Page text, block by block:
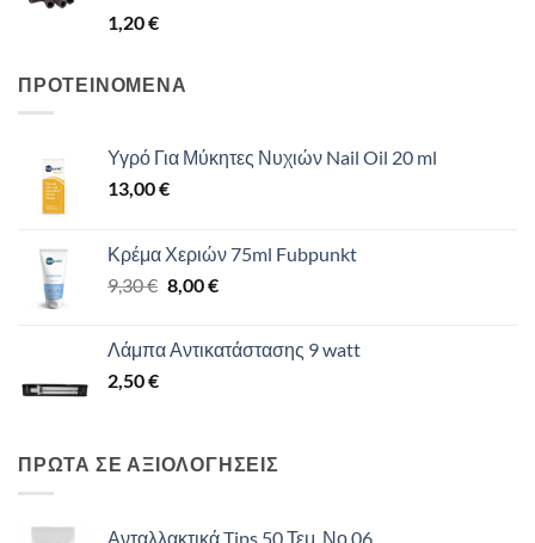
1,20€
ΠΡΟΤΕΙΝΟΜΕΝΑ
Υγρό Για Μύκητες Νυχιών Nail Oil 20 ml
13,00€
Κρέμα Χεριών 75ml Fubpunkt
9,30€ Original
9,30 €.
8,00€Η
είναι:
Λάμπα Αντικατάστασης 9 watt
2,50€
ΠΡΩΤΑ ΣΕ ΑΞΙΟΛΟΓΗΣΕΙΣ
Ανταλλακτικά Tips 50 Τεμ. Νο 06